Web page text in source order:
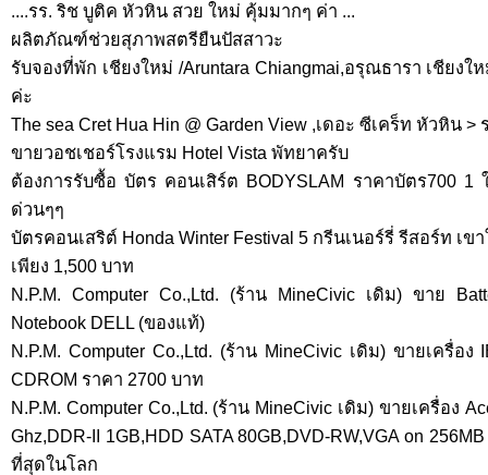
....รร. ริช บูติค หัวหิน สวย ใหม่ คุ้มมากๆ ค่า ...
ผลิตภัณฑ์ช่วยสุภาพสตรียืนปัสสาวะ
รับจองที่พัก เชียงใหม่ /Aruntara Chiangmai,อรุณธารา เชียงใ
ค่ะ
The sea Cret Hua Hin @ Garden View ,เดอะ ซีเคร็ท หัวหิน
ขายวอชเชอร์โรงแรม Hotel Vista พัทยาครับ
ต้องการรับซื้อ บัตร คอนเสิร์ต BODYSLAM ราคาบัตร700 1
ด่วนๆๆ
บัตรคอนเสริต์ Honda Winter Festival 5 กรีนเนอร์รี่ รีสอร์ท เ
เพียง 1,500 บาท
N.P.M. Computer Co.,Ltd. (ร้าน MineCivic เดิม) ขาย
Notebook DELL (ของแท้)
N.P.M. Computer Co.,Ltd. (ร้าน MineCivic เดิม) ขายเครื่อ
CDROM ราคา 2700 บาท
N.P.M. Computer Co.,Ltd. (ร้าน MineCivic เดิม) ขายเครื่อง
Ghz,DDR-II 1GB,HDD SATA 80GB,DVD-RW,VGA on
ที่สุดในโลก